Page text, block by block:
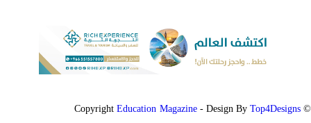
© Copyright
Education Magazine - Design By Top4Designs